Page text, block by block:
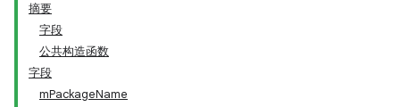
摘要
字段
公共构造函数
字段
mPackageName